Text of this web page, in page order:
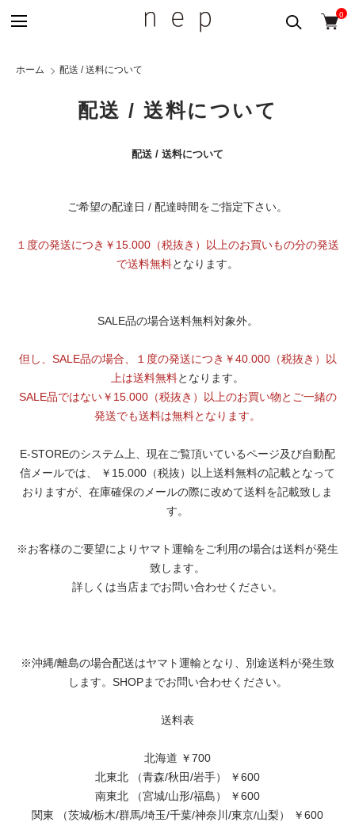
0
ホーム 配送 / 送料について
配送 / 送料について
配送 / 送料について
ご希望の配達日 / 配達時間をご指定下さい。
１度の発送につき￥15.000（税抜き）以上のお買いもの分の発送
で送料無料となります。
SALE品の場合送料無料対象外。
但し、SALE品の場合、１度の発送につき￥40.000（税抜き）以
上は送料無料となります。
SALE品ではない￥15.000（税抜き）以上のお買い物とご一緒の
発送でも送料は無料となります。
E-STOREのシステム上、現在ご覧頂いているページ及び自動配
信メールでは、 ￥15.000（税抜）以上送料無料の記載となって
おりますが、在庫確保のメールの際に改めて送料を記載致しま
す。
※お客様のご要望によりヤマト運輸をご利用の場合は送料が発生
致します。
詳しくは当店までお問い合わせください。
※沖縄/離島の場合配送はヤマト運輸となり、別途送料が発生致
します。SHOPまでお問い合わせください。
送料表
北海道 ￥700
北東北 （青森/秋田/岩手） ￥600
南東北 （宮城/山形/福島） ￥600
関東 （茨城/栃木/群馬/埼玉/千葉/神奈川/東京/山梨） ￥600